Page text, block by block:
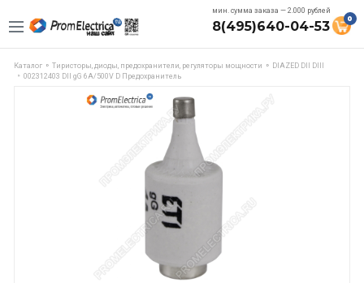
мин. сумма заказа — 2.000 рублей
8(495)640-04-53 0
Каталог Тиристоры, диоды, предохранители, регуляторы мощности
DIAZED DII DIII
002312403 DII gG 6A/500V D Предохранитель